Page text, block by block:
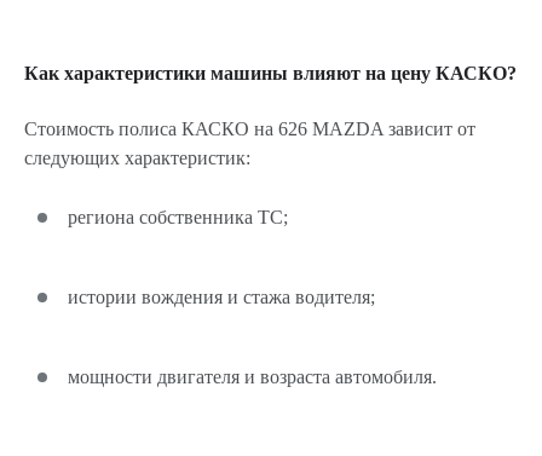
Как характеристики машины влияют на цену КАСКО?
Стоимость полиса КАСКО на 626 MAZDA зависит от
следующих характеристик:
региона собственника ТС;
истории вождения и стажа водителя;
мощности двигателя и возраста автомобиля.